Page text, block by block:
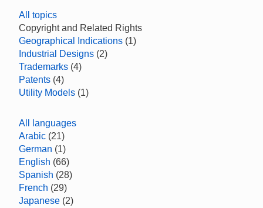
All topics
Copyright and Related Rights
Geographical Indications (1)
Industrial Designs (2)
Trademarks (4)
Patents (4)
Utility Models (1)
All languages
Arabic (21)
German (1)
English (66)
Spanish (28)
French (29)
Japanese (2)